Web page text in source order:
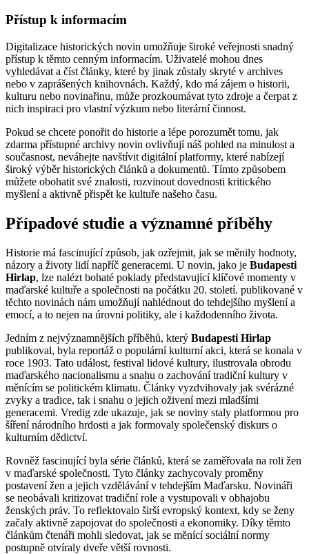
Přístup k informacím
Digitalizace historických novin umožňuje široké veřejnosti snadný
přístup k těmto cenným informacím. Uživatelé mohou dnes
vyhledávat a číst články, které by jinak zůstaly skryté v archives
nebo v zaprášených knihovnách. Každý, kdo má zájem o historii,
kulturu nebo novinařinu, může prozkoumávat tyto zdroje a čerpat z
nich inspiraci pro vlastní výzkum nebo literární činnost.
Pokud se chcete ponořit do historie a lépe porozumět tomu, jak
zdarma přístupné archivy novin ovlivňují náš pohled na minulost a
současnost, neváhejte navštívit digitální platformy, které nabízejí
široký výběr historických článků a dokumentů. Tímto způsobem
můžete obohatit své znalosti, rozvinout dovednosti kritického
myšlení a aktivně přispět ke kultuře našeho času.
Případové studie a významné příběhy
Historie má fascinující způsob, jak ozřejmit, jak se měnily hodnoty,
názory a životy lidí napříč generacemi. U novin, jako je Budapesti
Hirlap, lze nalézt bohaté poklady představující klíčové momenty v
maďarské kultuře a společnosti na počátku 20. století. publikované v
těchto novinách nám umožňují nahlédnout do tehdejšího myšlení a
emocí, a to nejen na úrovni politiky, ale i každodenního života.
Jedním z nejvýznamnějších příběhů, který Budapesti Hirlap
publikoval, byla reportáž o populární kulturní akci, která se konala v
roce 1903. Tato událost, festival lidové kultury, ilustrovala obrodu
maďarského nacionalismu a snahu o zachování tradiční kultury v
měnícím se politickém klimatu. Články vyzdvihovaly jak svérázné
zvyky a tradice, tak i snahu o jejich oživení mezi mladšími
generacemi. Vredig zde ukazuje, jak se noviny staly platformou pro
šíření národního hrdosti a jak formovaly společenský diskurs o
kulturním dědictví.
Rovněž fascinující byla série článků, která se zaměřovala na roli žen
v maďarské společnosti. Tyto články zachycovaly proměny
postavení žen a jejich vzdělávání v tehdejším Maďarsku. Novináři
se neobávali kritizovat tradiční role a vystupovali v obhajobu
ženských práv. To reflektovalo širší evropský kontext, kdy se ženy
začaly aktivně zapojovat do společnosti a ekonomiky. Díky těmto
článkům čtenáři mohli sledovat, jak se měnící sociální normy
postupně otvíraly dveře větší rovnosti.